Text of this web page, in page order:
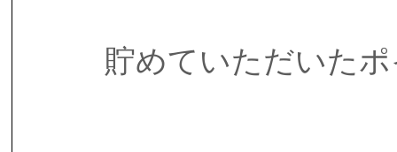
貯めていただいた